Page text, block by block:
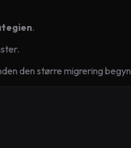
.
den større migrering